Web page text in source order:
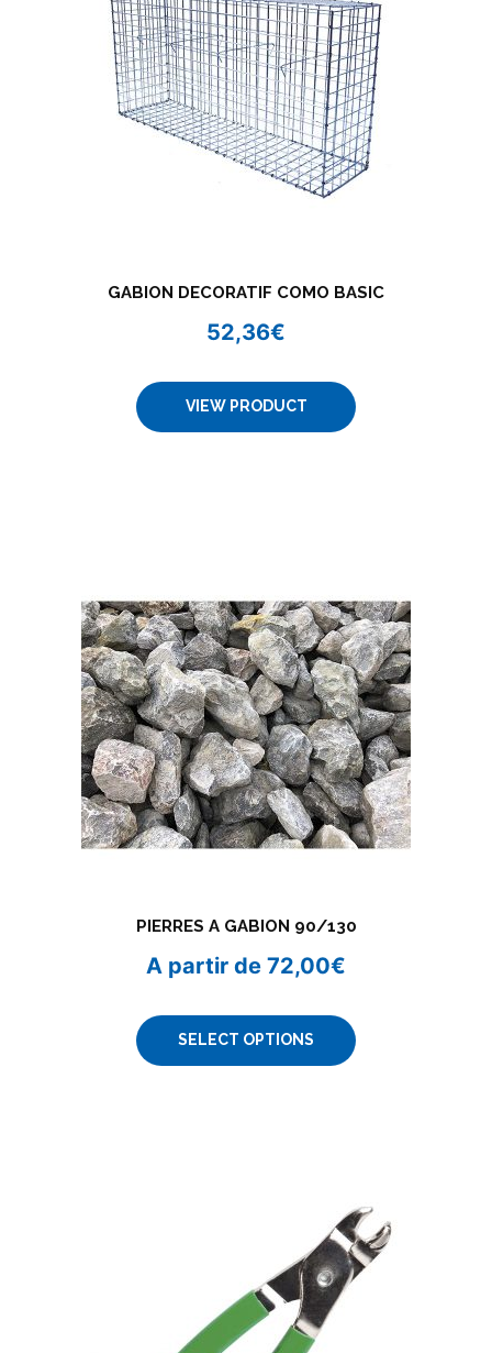
GABION DECORATIF COMO BASIC
52,36€
VIEW PRODUCT
PIERRES A GABION 90/130
A partir de 72,00€
SELECT OPTIONS